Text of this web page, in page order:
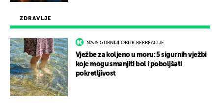
ZDRAVLJE
NAJSIGURNIJI OBLIK REKREACIJE
Vježbe za koljeno u moru: 5 sigurnih vježbi
koje mogu smanjiti bol i poboljšati
pokretljivost